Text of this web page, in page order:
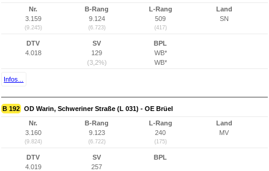
Nr.
3.159
(9.245)
B-Rang
9.124
(6.723)
L-Rang
509
(417)
Land
SN
DTV
4.018
SV
129
(3,2%)
BPL
WB*
WB*
Infos...
B 192 OD Warin, Schweriner Straße (L 031) - OE Brüel
Nr.
3.160
(9.824)
B-Rang
9.123
(6.722)
L-Rang
240
(175)
Land
MV
DTV
4.019
SV
257
BPL